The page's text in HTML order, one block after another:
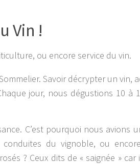
Vin !
ou encore service du vin.
Savoir décrypter un vin,
jour, nous dégustions 10 à
C’est pourquoi nous avions
du vignoble, ou
? Ceux dits de « saignée »